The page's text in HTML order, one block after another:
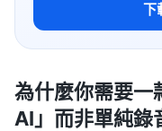
下
為什麼你需要一
AI」而非單純錄